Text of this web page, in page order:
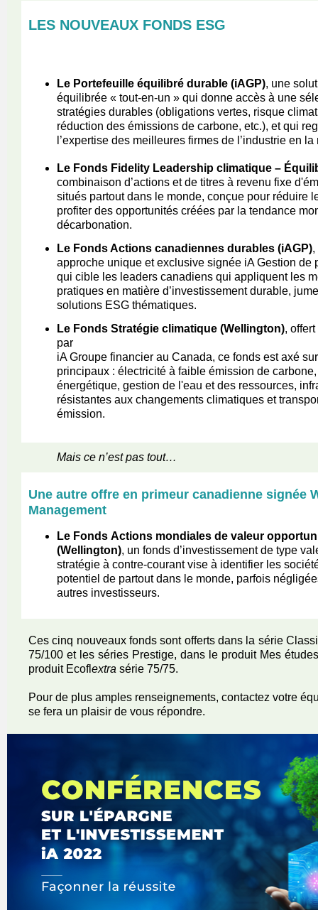
LES NOUVEAUX FONDS ESG
Le Portefeuille équilibré durable (iAGP), une
équilibrée « tout-en-un » qui donne accès à une
stratégies durables (obligations vertes, risque
réduction des émissions de carbone, etc.), et qui
l’expertise des meilleures firmes de l’industrie en la
Le Fonds Fidelity Leadership climatique –
combinaison d’actions et de titres à revenu fixe
situés partout dans le monde, conçue pour réduire
profiter des opportunités créées par la tendance
décarbonation.
Le Fonds Actions canadiennes durables (iAGP),
approche unique et exclusive signée iA Gestion de
qui cible les leaders canadiens qui appliquent les
pratiques en matière d’investissement durable,
solutions ESG thématiques.
Le Fonds Stratégie climatique (Wellington),
par
iA Groupe financier au Canada, ce fonds est axé
principaux : électricité à faible émission de
énergétique, gestion de l'eau et des ressources,
résistantes aux changements climatiques et
émission.
Mais ce n’est pas tout…
Une autre offre en primeur canadienne signée
Management
Le Fonds Actions mondiales de valeur
(Wellington), un fonds d’investissement de type
stratégie à contre-courant vise à identifier les
potentiel de partout dans le monde, parfois
autres investisseurs.
Ces cinq nouveaux fonds sont offerts dans la série
75/100 et les séries Prestige, dans le produit Mes
produit Ecoflextra série 75/75.
Pour de plus amples renseignements, contactez votre
se fera un plaisir de vous répondre.